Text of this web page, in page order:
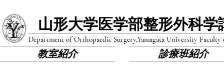
山形大学医学部​整形外科学
Department of Orthopaedic Surgery,Yamagata University
教室紹介 診療班紹介